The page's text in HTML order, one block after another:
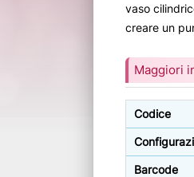
vaso
creare un
Maggiori
Codice
Barcode